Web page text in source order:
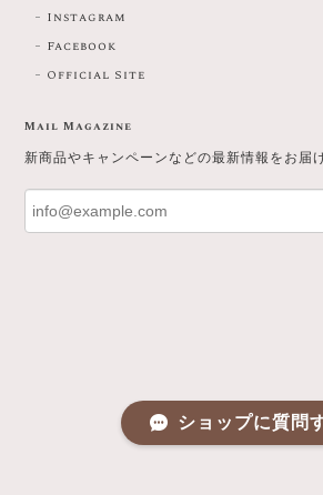
Instagram
Facebook
Official Site
Mail Magazine
新商品やキャンペーンなどの最新情報をお届
ショップに質問